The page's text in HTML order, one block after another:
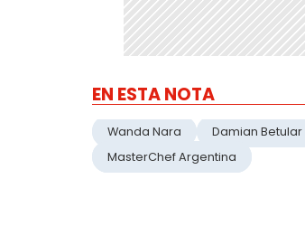
EN ESTA NOTA
Wanda Nara Damian Betular
MasterChef Argentina